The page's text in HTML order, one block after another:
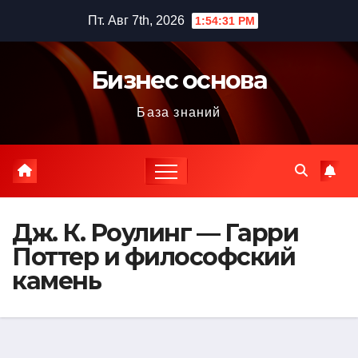
содержимому
Пт. Авг 7th, 2026 1:54:33 PM
Бизнес основа
База знаний
Дж. К. Роулинг — Гарри
Поттер и философский
камень